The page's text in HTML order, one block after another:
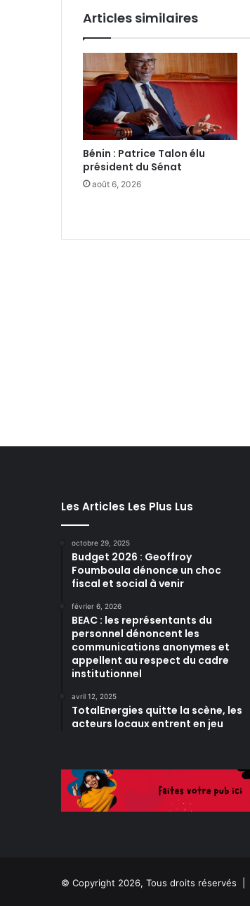
Articles similaires
Bénin : Patrice Talon élu
président du Sénat‎
août 6, 2026
Les Articles Les Plus Lus
octobre 29, 2025
Budget 2026 : Geoffroy
Foumboula dénonce un choc
fiscal et social à venir
février 6, 2026
BEAC : les représentants du
personnel dénoncent les
communications anonymes et
appellent au respect du cadre
institutionnel
avril 12, 2025
TotalEnergies quitte la scène, les
acteurs locaux entrent en jeu
© Copyright 2026, Tous droits réservés |